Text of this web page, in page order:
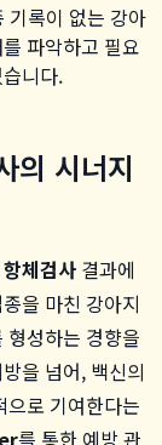
기록이 없는 강아
파악하고 필요
니다.
의 시너지
체검사 결과에
을 마친 강아지
형성하는 경향을
을 넘어, 백신의
로 기여한다는
를 통한 예방 관